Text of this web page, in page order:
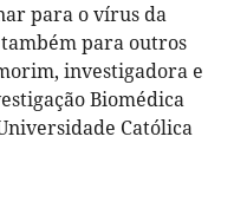
para o vírus da
para outros
investigadora e
Biomédica
Católica